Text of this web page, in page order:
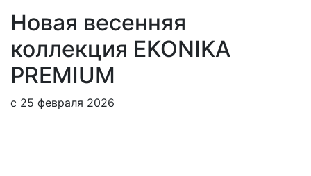
Новая весенняя
коллекция EKONIKA
PREMIUM
с 25 февраля 2026